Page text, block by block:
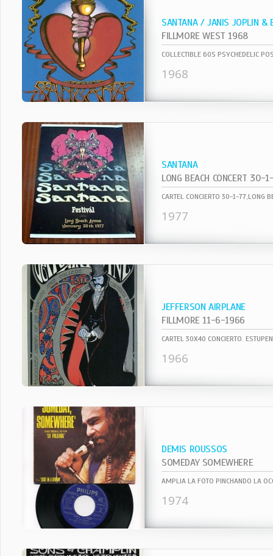
SANTANA / JANIS JOPLIN &
FILLMORE WEST 1968
1968
SANTANA
LONG BEACH CONCERT 30-
1977
JEFFERSON AIRPLANE
FILLMORE 11-6-1966
1966
DEMIS ROUSSOS
SOMEDAY SOMEWHERE
AMPLIA LA FOTO PINCHANDO LA
1974